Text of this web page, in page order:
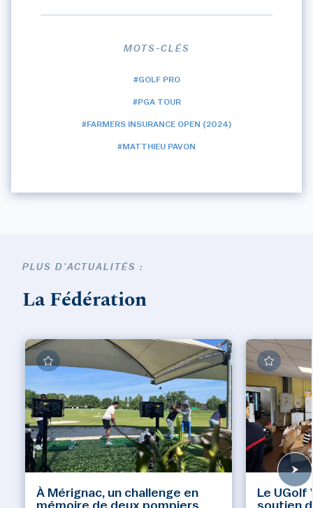
MOTS-CLÉS
#GOLF PRO
#PGA TOUR
#FARMERS INSURANCE OPEN (2024)
#MATTHIEU PAVON
PLUS D'ACTUALITÉS :
La Fédération
À Mérignac, un challenge en
mémoire de deux pompiers
Le UGolf
soutien